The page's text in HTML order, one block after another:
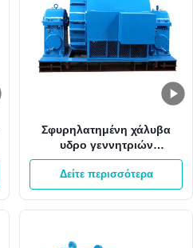
Σφυρηλατημένη χάλυβα
υδρο γεννητριών
τουρμπίνας 50HZ γεννήτρια
δύναμης
μικροϋπολογιστών υδρο
Δείτε περισσότερα